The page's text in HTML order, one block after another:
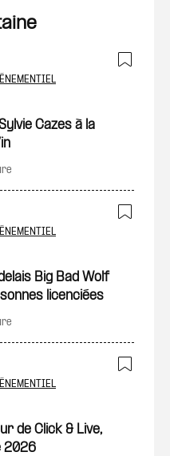
Cazes à la
Big Bad Wolf
licenciées
de Click & Live,
2026